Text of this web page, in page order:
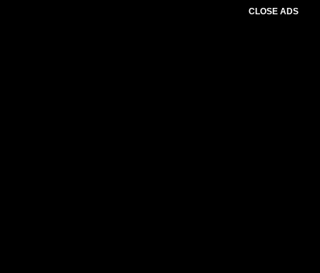
CLOSE ADS